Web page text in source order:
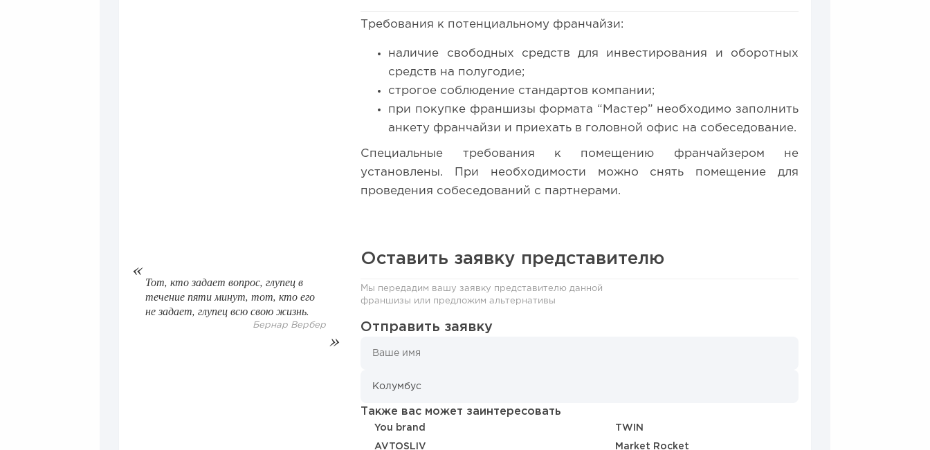
110
Сколько приносит маленькая кофейня в Екатеринбурге в 2026 году:...
Требования к потенциальному франчайзи:
наличие свободных средств для инвестирования и оборотных
средств на полугодие;
строгое соблюдение стандартов компании;
при покупке франшизы формата “Мастер” необходимо заполнить
анкету франчайзи и приехать в головной офис на собеседование.
Специальные требования к помещению франчайзером не
установлены. При необходимости можно снять помещение для
проведения собеседований с партнерами.
Тот, кто задает вопрос, глупец в
течение пяти минут, тот, кто его
не задает, глупец всю свою жизнь.
Бернар Вербер
Оставить заявку представителю
Мы передадим вашу заявку представителю данной
франшизы или предложим альтернативы
Отправить заявку
Также вас может заинтересовать
You brand TWIN
AVTOSLIV Market Rocket